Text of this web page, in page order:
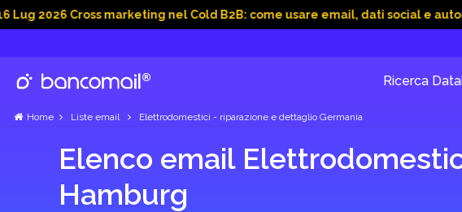
Cross marketing nel Cold B2B: come usare email, dati social e automazioni
Ricerca
Home Liste email Elettrodomestici - riparazione e dettaglio Germania
Elenco email
Hamburg